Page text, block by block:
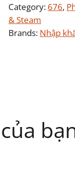
Category: 676,
& Steam
Brands: Nhập